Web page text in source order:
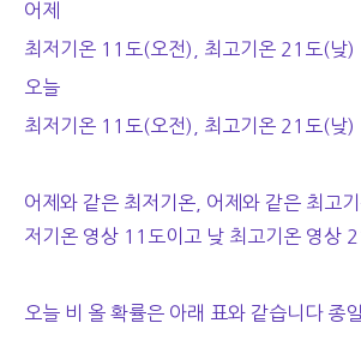
어제
최저기온 11도(오전), 최고기온 21도(낮)
오늘
최저기온 11도(오전), 최고기온 21도(낮)
어제와 같은 최저기온, 어제와 같은 최고
저기온 영상 11도이고 낮 최고기온 영상
오늘 비 올 확률은 아래 표와 같습니다 종